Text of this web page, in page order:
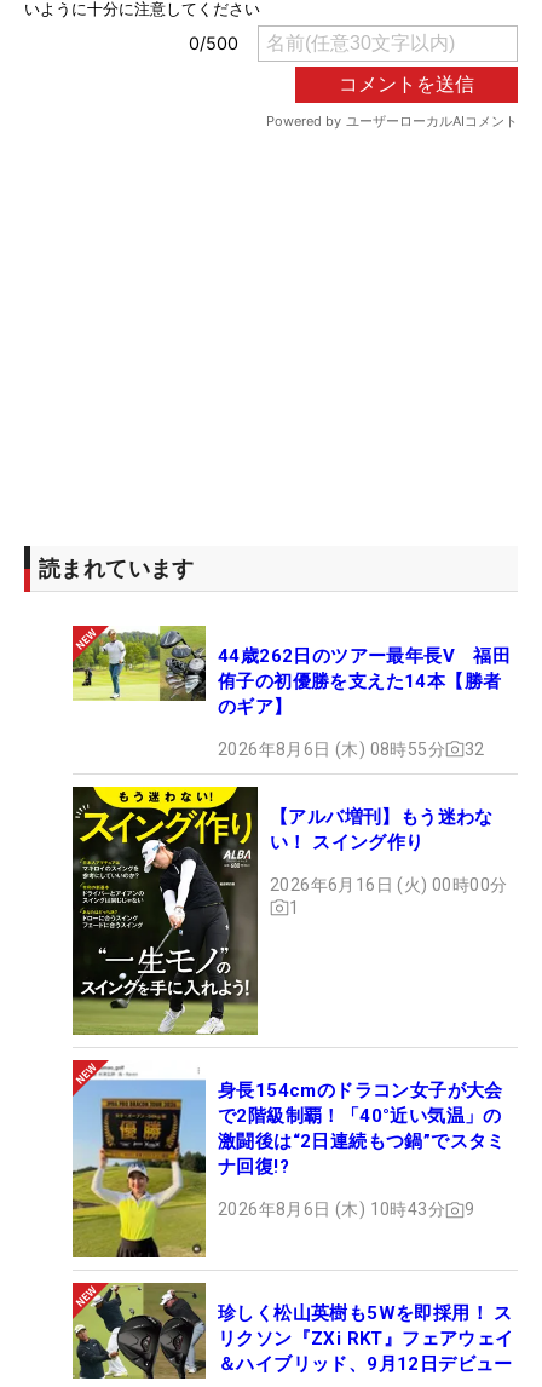
読まれています
44歳262日のツアー最年長V 福田
侑子の初優勝を支えた14本【勝者
のギア】
2026年8月6日 (木) 08時55分 32
【アルバ増刊】もう迷わな
い！ スイング作り
2026年6月16日 (火) 00時00分
1
身長154cmのドラコン女子が大会
で2階級制覇！「40°近い気温」の
激闘後は“2日連続もつ鍋”でスタミ
ナ回復!?
2026年8月6日 (木) 10時43分 9
珍しく松山英樹も5Wを即採用！ ス
リクソン『ZXi RKT』フェアウェイ
＆ハイブリッド、9月12日デビュー